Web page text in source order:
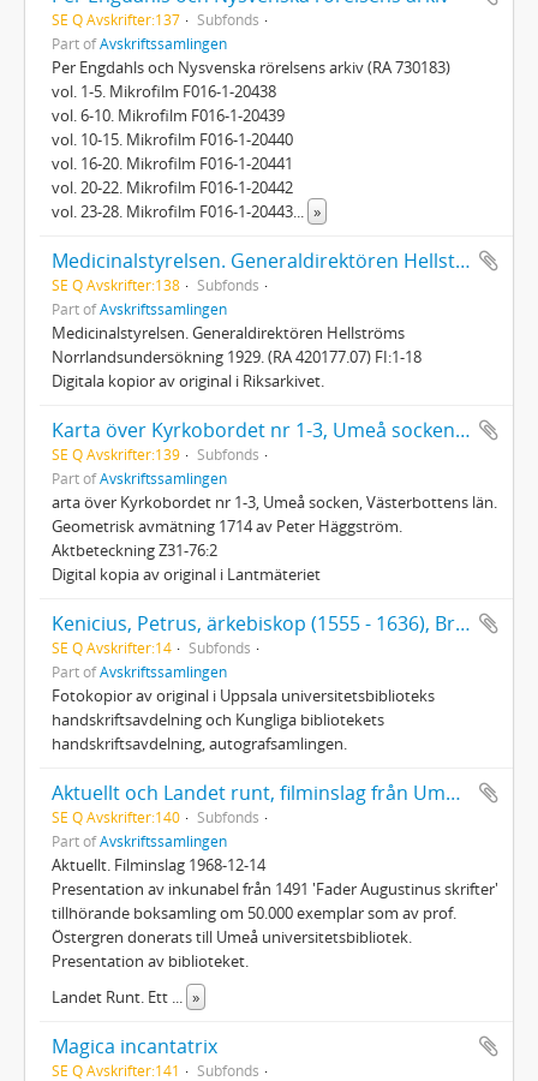
SE Q Avskrifter:137
Subfonds
Part ofAvskriftssamlingen
Per Engdahls och Nysvenska rörelsens arkiv (RA 730183)
vol. 1-5. Mikrofilm F016-1-20438
vol. 6-10. Mikrofilm F016-1-20439
vol. 10-15. Mikrofilm F016-1-20440
vol. 16-20. Mikrofilm F016-1-20441
vol. 20-22. Mikrofilm F016-1-20442
vol. 23-28. Mikrofilm F016-1-20443
»
Medicinalstyrelsen. Generaldirektören Hellströms Norrlandsundersökning 1929
SE Q Avskrifter:138
Subfonds
Part ofAvskriftssamlingen
Medicinalstyrelsen. Generaldirektören Hellströms
Norrlandsundersökning 1929. (RA 420177.07) FI:1-18
Digitala kopior av original i Riksarkivet.
Karta över Kyrkobordet nr 1-3, Umeå socken, Västerbottens län 1714
SE Q Avskrifter:139
Subfonds
Part ofAvskriftssamlingen
arta över Kyrkobordet nr 1-3, Umeå socken, Västerbottens län.
Geometrisk avmätning 1714 av Peter Häggström.
Aktbeteckning Z31-76:2
Digital kopia av original i Lantmäteriet
Kenicius, Petrus, ärkebiskop (1555 - 1636), Brev 1591, 1592, 1612, 1617, 1627, 1628, 1633, u å
SE Q Avskrifter:14
Subfonds
Part ofAvskriftssamlingen
Fotokopior av original i Uppsala universitetsbiblioteks
handskriftsavdelning och Kungliga bibliotekets
handskriftsavdelning, autografsamlingen.
Aktuellt och Landet runt, filminslag från Umeå universitetsbibliotek 1968
SE Q Avskrifter:140
Subfonds
Part ofAvskriftssamlingen
Aktuellt. Filminslag 1968-12-14
Presentation av inkunabel från 1491 'Fader Augustinus skrifter'
tillhörande boksamling om 50.000 exemplar som av prof.
Östergren donerats till Umeå universitetsbibliotek.
Presentation av biblioteket.
Landet Runt. Ett
»
Magica incantatrix
SE Q Avskrifter:141
Subfonds